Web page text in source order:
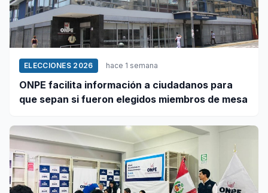
ELECCIONES 2026 hace 1 semana
ONPE facilita información a ciudadanos para
que sepan si fueron elegidos miembros de mesa